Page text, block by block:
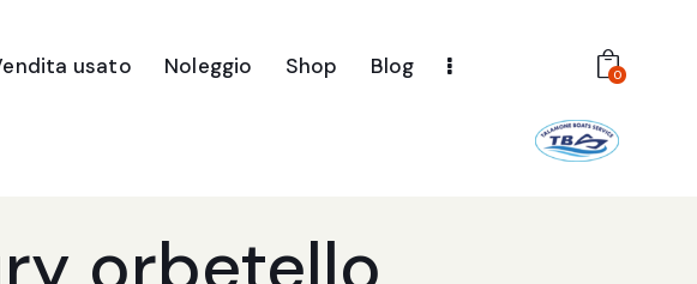
usato Noleggio Shop Blog 0